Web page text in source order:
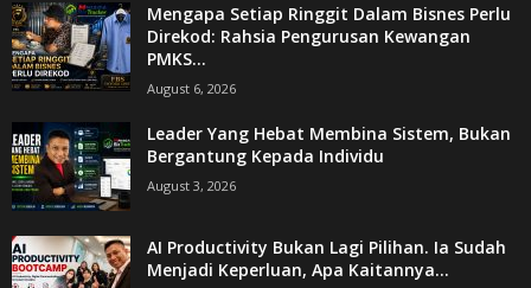
Mengapa Setiap Ringgit Dalam Bisnes Perlu
Direkod: Rahsia Pengurusan Kewangan
PMKS...
August 6, 2026
Leader Yang Hebat Membina Sistem, Bukan
Bergantung Kepada Individu
August 3, 2026
AI Productivity Bukan Lagi Pilihan. Ia Sudah
Menjadi Keperluan, Apa Kaitannya...